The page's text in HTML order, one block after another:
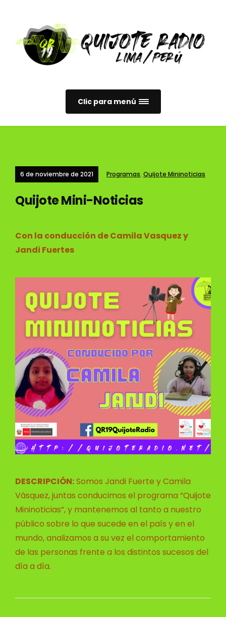
Clic para menú
6 de noviembre de 2021 Programas, Quijote Mininoticias
Quijote Mini-Noticias
Con la conducción de Camila Vasquez y
Jandi Fuertes
DESCRIPCIÓN:Somos Jandi Fuerte y Camila
Vásquez, juntas conducimos el programa “Quijote
Mininoticias”, y mantenemos al tanto a nuestro
público sobre lo que sucede en el país y en el
mundo, analizamos a su vez el comportamiento
de las personas frente a los distintos sucesos del
día a día.